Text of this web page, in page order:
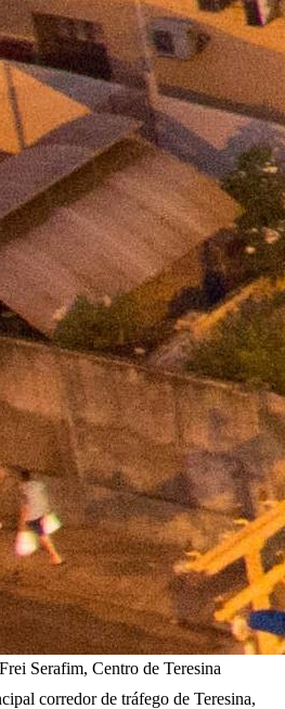
Serafim, Centro de Teresina
corredor de tráfego de Teresina,